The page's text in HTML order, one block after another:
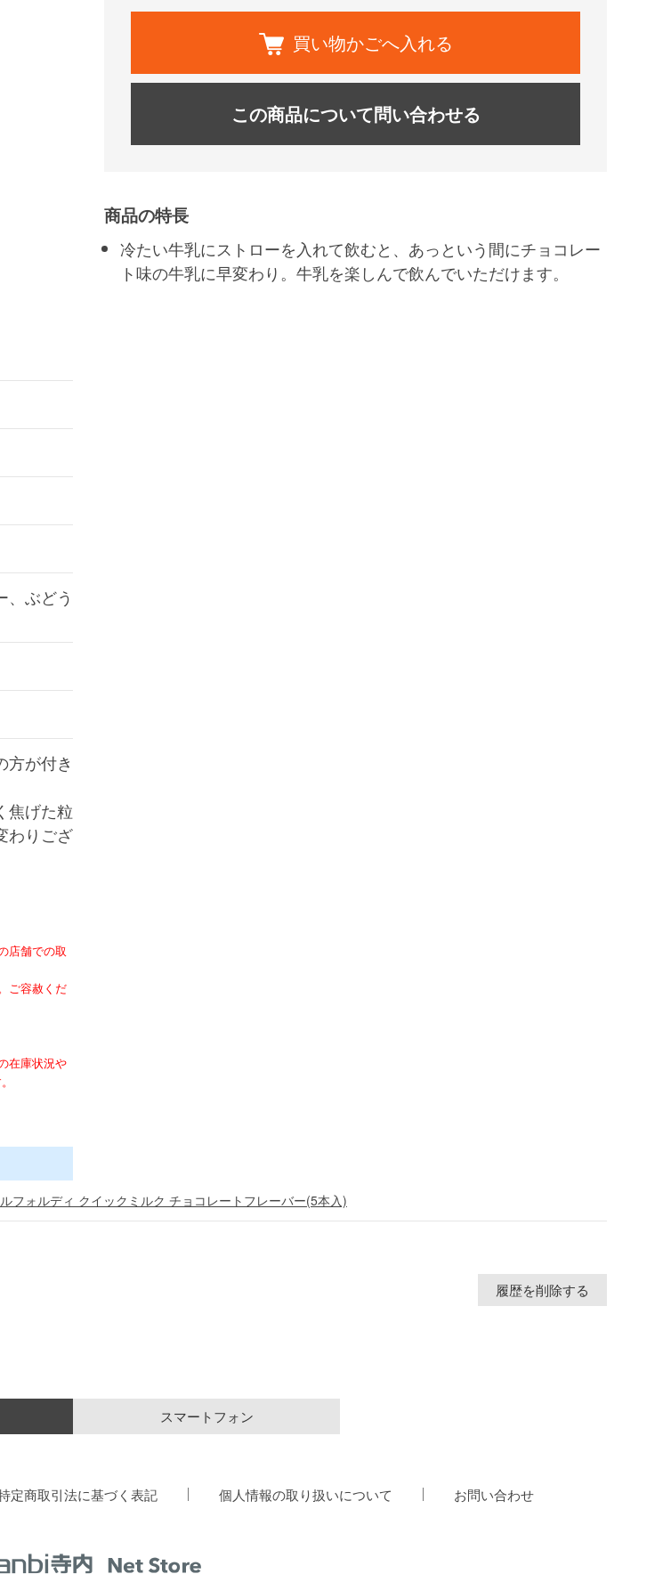
、ぶどう
方が付き
焦げた粒
わりござ
店舗での取
ご容赦くだ
在庫状況や
買い物かごへ入れる
この商品について問い合わせる
商品の特長
冷たい牛乳にストローを入れて飲むと、あっという間にチョコレー
ト味の牛乳に早変わり。牛乳を楽しんで飲んでいただけます。
フォルディ クイックミルク チョコレートフレーバー(5本入)
履歴を削除する
スマートフォン
定商取引法に基づく表記 個人情報の取り扱いについて お問い合わせ